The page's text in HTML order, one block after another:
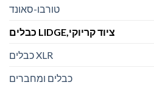
טורבו-סאונד
כבלים LIDGE,ציוד קריוקי
כבלים XLR
כבלים ומחברים